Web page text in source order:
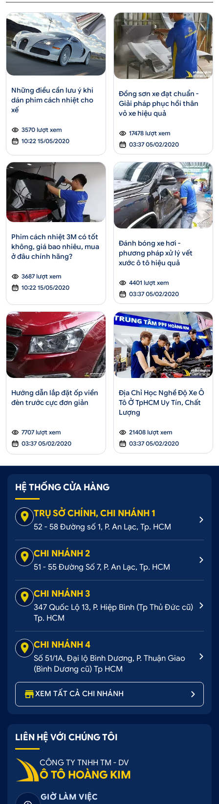
Những điều cần lưu ý khi
dán phim cách nhiệt cho
xế
3570 lượt xem
10:22 15/05/2020
Đồng sơn xe đạt chuẩn -
Giải pháp phục hồi thân
vỏ xe hiệu quả
17478 lượt xem
03:37 05/02/2020
Phim cách nhiệt 3M có tốt
không, giá bao nhiêu, mua
ở đâu chính hãng?
3687 lượt xem
10:22 15/05/2020
Đánh bóng xe hơi -
phương pháp xử lý vết
xước ô tô hiệu quả
4401 lượt xem
03:37 05/02/2020
Hướng dẫn lắp đặt ốp viền
đèn trước cực đơn giản
7707 lượt xem
03:37 05/02/2020
Địa Chỉ Học Nghề Độ Xe Ô
Tô Ở TpHCM Uy Tín, Chất
Lượng
21408 lượt xem
03:37 05/02/2020
HỆ THỐNG CỬA HÀNG
TRỤ SỞ CHÍNH, CHI NHÁNH 1
52 - 58 Đường số 1, P. An Lạc, Tp. HCM
CHI NHÁNH 2
51 - 55 Đường Số 7, P. An Lạc, Tp. HCM
CHI NHÁNH 3
347 Quốc Lộ 13, P. Hiệp Bình (Tp Thủ Đức cũ)
Tp. HCM
CHI NHÁNH 4
Số 51/1A, Đại lộ Bình Dương, P. Thuận Giao
(Bình Dương cũ) Tp HCM
XEM TẤT CẢ CHI NHÁNH
LIÊN HỆ VỚI CHÚNG TÔI
CÔNG TY TNHH TM - DV
Ô TÔ HOÀNG KIM
GIỜ LÀM VIỆC